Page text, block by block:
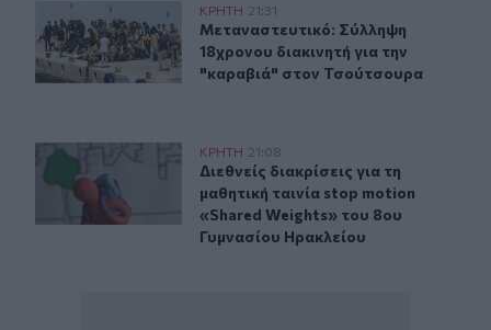
Μεταναστευτικό: Σύλληψη 18χρονου διακινητή για
ΚΡΗΤΗ 21:31
Μεταναστευτικό: Σύλληψη
Μεταναστευτικό: Σύλληψη
18χρονου διακινητή για την
"καραβιά" στον Τσούτσουρα
Διεθνείς διακρίσεις για τη μαθητική ταινία stop
ΚΡΗΤΗ 21:08
Διεθνείς διακρίσεις για τη
Διεθνείς διακρίσεις για τη
μαθητική ταινία stop motion
«Shared Weights» του 8ου
Γυμνασίου Ηρακλείου